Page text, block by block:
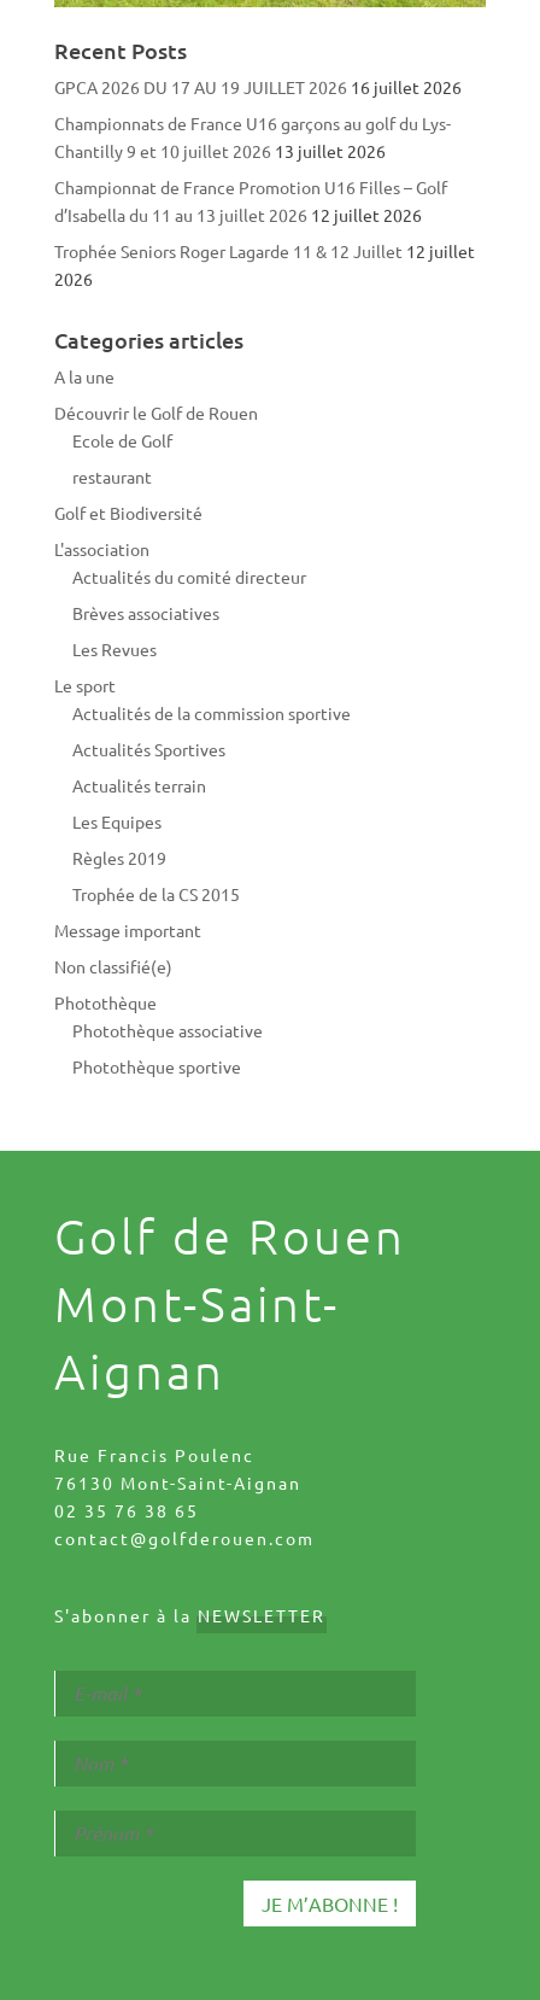
Recent Posts
GPCA 2026 DU 17 AU 19 JUILLET 2026 16 juillet 2026
Championnats de France U16 garçons au golf du Lys-
Chantilly 9 et 10 juillet 2026 13 juillet 2026
Championnat de France Promotion U16 Filles – Golf
d’Isabella du 11 au 13 juillet 2026 12 juillet 2026
Trophée Seniors Roger Lagarde 11 & 12 Juillet 12 juillet
2026
Categories articles
A la une
Découvrir le Golf de Rouen
Ecole de Golf
restaurant
Golf et Biodiversité
L'association
Actualités du comité directeur
Brèves associatives
Les Revues
Le sport
Actualités de la commission sportive
Actualités Sportives
Actualités terrain
Les Equipes
Règles 2019
Trophée de la CS 2015
Message important
Non classifié(e)
Photothèque
Photothèque associative
Photothèque sportive
Golf de Rouen
Mont-Saint-
Aignan
Rue Francis Poulenc
76130 Mont-Saint-Aignan
02 35 76 38 65
contact@golfderouen.com
S'abonner à la NEWSLETTER